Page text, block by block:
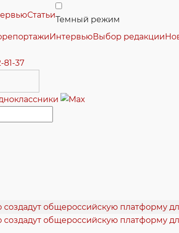
СтатьиТемный режим
ИнтервьюВыбор редакции
81-37
создадут общероссийскую платформу